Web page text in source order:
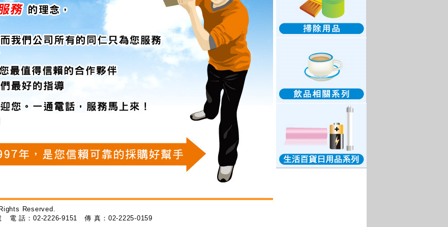
Reserved.
電 話：02-2226-9151 傳 真： 02-2225-0159